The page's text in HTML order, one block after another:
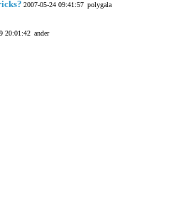
2007-05-24 09:41:57 polygala
20:01:42 ander